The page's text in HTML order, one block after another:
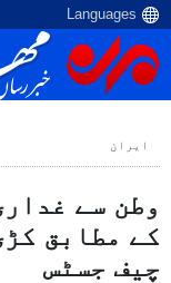
ایران
وطن سے
کے مطابق
چیف جسٹس